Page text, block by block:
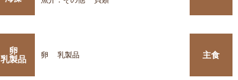
卵
乳製品
卵 乳製品 主食